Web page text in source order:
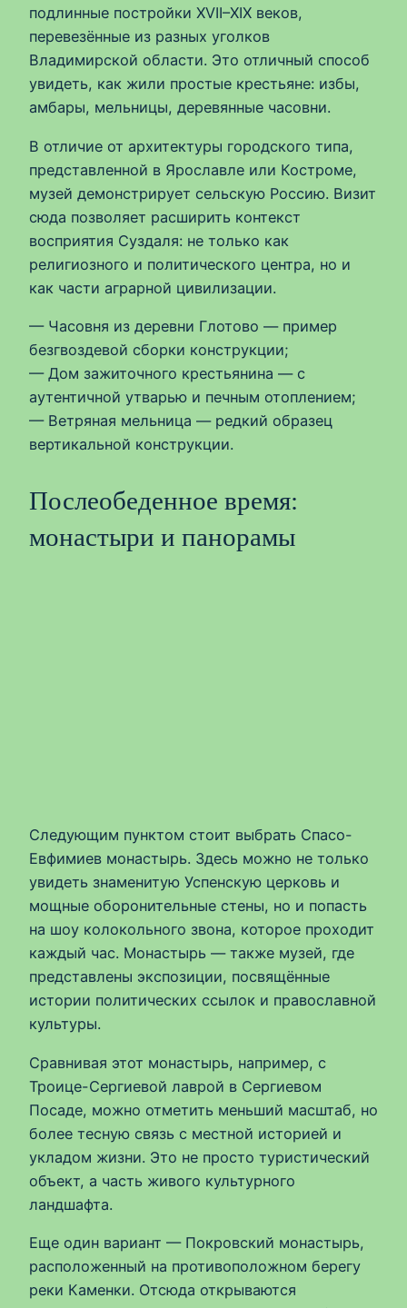
подлинные постройки XVII–XIX веков,
перевезённые из разных уголков
Владимирской области. Это отличный способ
увидеть, как жили простые крестьяне: избы,
амбары, мельницы, деревянные часовни.
В отличие от архитектуры городского типа,
представленной в Ярославле или Костроме,
музей демонстрирует сельскую Россию. Визит
сюда позволяет расширить контекст
восприятия Суздаля: не только как
религиозного и политического центра, но и
как части аграрной цивилизации.
— Часовня из деревни Глотово — пример
безгвоздевой сборки конструкции;
— Дом зажиточного крестьянина — с
аутентичной утварью и печным отоплением;
— Ветряная мельница — редкий образец
вертикальной конструкции.
Послеобеденное время:
монастыри и панорамы
Следующим пунктом стоит выбрать Спасо-
Евфимиев монастырь. Здесь можно не только
увидеть знаменитую Успенскую церковь и
мощные оборонительные стены, но и попасть
на шоу колокольного звона, которое проходит
каждый час. Монастырь — также музей, где
представлены экспозиции, посвящённые
истории политических ссылок и православной
культуры.
Сравнивая этот монастырь, например, с
Троице-Сергиевой лаврой в Сергиевом
Посаде, можно отметить меньший масштаб, но
более тесную связь с местной историей и
укладом жизни. Это не просто туристический
объект, а часть живого культурного
ландшафта.
Еще один вариант — Покровский монастырь,
расположенный на противоположном берегу
реки Каменки. Отсюда открываются